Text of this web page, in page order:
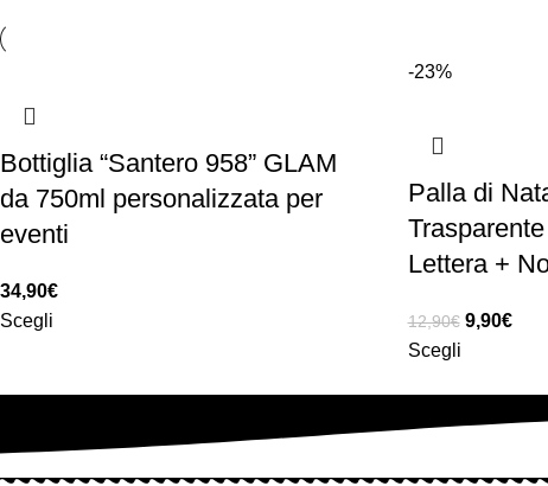
Bottiglia “Santero 958” GLAM
da 750ml personalizzata per
eventi
34,90€
Scegli
-23%
Palla di
Lettera +
12,90€ 9,90€
Scegli